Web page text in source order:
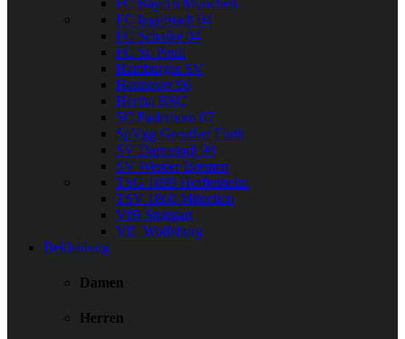
FC Ingolstadt 04
FC Schalke 04
FC St. Pauli
Hamburger SV
Hannover 96
Hertha BSC
SC Paderborn 07
SpVgg Greuther Fürth
SV Darmstadt 98
SV Werder Bremen
TSG 1899 Hoffenheim
TSV 1860 München
VfB Stuttgart
VfL Wolfsburg
Bekleidung
Damen
Herren